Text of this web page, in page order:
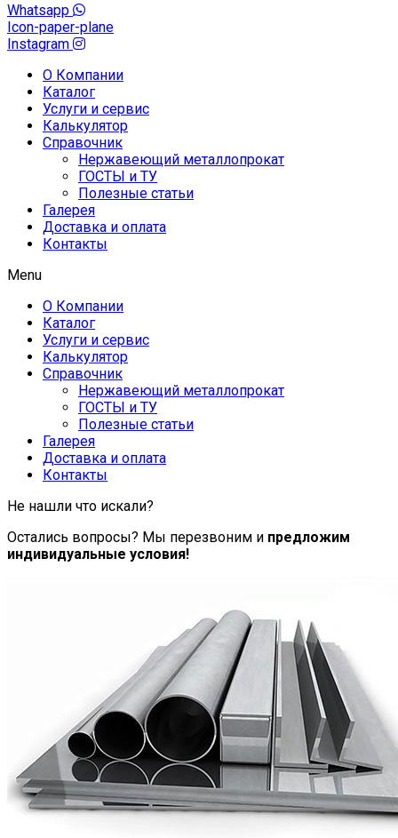
Whatsapp
Icon-paper-plane
Instagram
О Компании
Каталог
Услуги и сервис
Калькулятор
Справочник
Нержавеющий металлопрокат
ГОСТЫ и ТУ
Полезные статьи
Галерея
Доставка и оплата
Контакты
Menu
О Компании
Каталог
Услуги и сервис
Калькулятор
Справочник
Нержавеющий металлопрокат
ГОСТЫ и ТУ
Полезные статьи
Галерея
Доставка и оплата
Контакты
Не нашли что искали?
Остались вопросы? Мы перезвоним и предложим
индивидуальные условия!